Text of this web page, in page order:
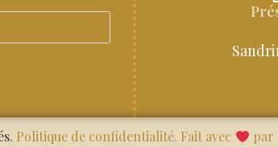
Politique de confidentialité. Fait avec par